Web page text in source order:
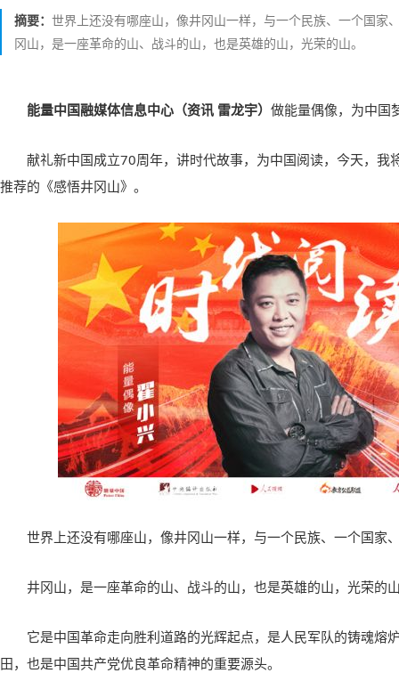
摘要： 世界上还没有哪座山，像井冈山一样，与一个民族、一个国家
冈山，是一座革命的山、战斗的山，也是英雄的山，光荣的山。
能量中国融媒体信息中心（资讯 雷龙宇） 做能量偶像，为中国
献礼新中国成立70周年，讲时代故事，为中国阅读，今天，我
推荐的《感悟井冈山》。
世界上还没有哪座山，像井冈山一样，与一个民族、一个国家
井冈山，是一座革命的山、战斗的山，也是英雄的山，光荣的
它是中国革命走向胜利道路的光辉起点，是人民军队的铸魂熔
田，也是中国共产党优良革命精神的重要源头。